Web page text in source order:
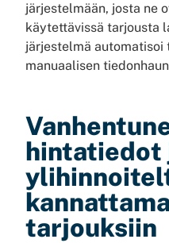
järjestelmään, josta ne
käytettävissä tarjousta
järjestelmä automatisoi
manuaalisen
hintatiedot
tarjouksiin